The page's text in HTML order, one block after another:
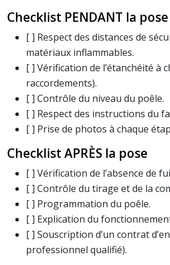
Checklist PENDANT la pose
[ ] Respect des distances de
matériaux inflammables.
[ ] Vérification de l’étanchéité à
raccordements).
[ ] Contrôle du niveau du poêle.
[ ] Respect des instructions du
[ ] Prise de photos à chaque
Checklist APRÈS la pose
[ ] Vérification de l’absence de
[ ] Contrôle du tirage et de la
[ ] Programmation du poêle.
[ ] Explication du
[ ] Souscription d’un contrat
professionnel qualifié).